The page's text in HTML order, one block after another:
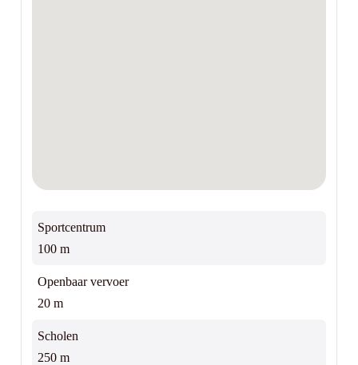
Sportcentrum
100 m
Openbaar vervoer
20 m
Scholen
250 m